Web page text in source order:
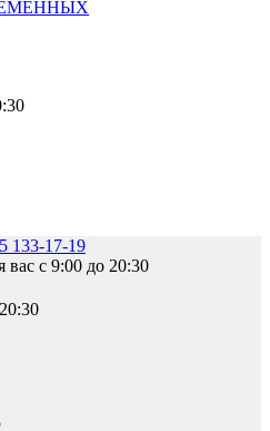
133-17-19
вас с 9:00 до 20:30